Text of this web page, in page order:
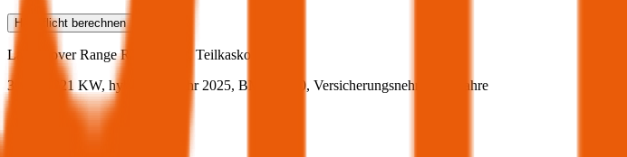
Haftpflicht berechnen
Land RoverRange Rover Velar, Teilkasko
300 PS/221 KW, hybrid, Baujahr 2025, BM-Stufe 0, Versicherungsnehmer 30 Jahre